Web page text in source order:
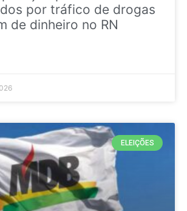
por tráfico de drogas
de dinheiro no RN
ELEIÇÕES